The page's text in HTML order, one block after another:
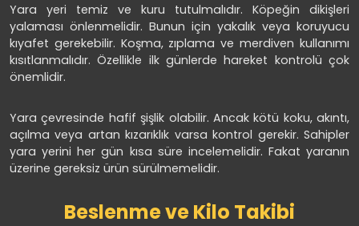
Yara yeri temiz ve kuru tutulmalıdır. Köpeğin dikişleri
yalaması önlenmelidir. Bunun için yakalık veya koruyucu
kıyafet gerekebilir. Koşma, zıplama ve merdiven kullanımı
kısıtlanmalıdır. Özellikle ilk günlerde hareket kontrolü çok
önemlidir.
Yara çevresinde hafif şişlik olabilir. Ancak kötü koku, akıntı,
açılma veya artan kızarıklık varsa kontrol gerekir. Sahipler
yara yerini her gün kısa süre incelemelidir. Fakat yaranın
üzerine gereksiz ürün sürülmemelidir.
Beslenme ve Kilo Takibi